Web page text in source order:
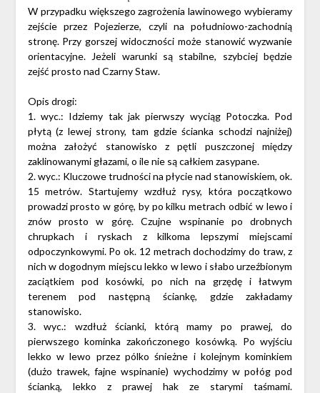
W przypadku większego zagrożenia lawinowego wybieramy
zejście przez Pojezierze, czyli na południowo-zachodnią
stronę. Przy gorszej widoczności może stanowić wyzwanie
orientacyjne. Jeżeli warunki są stabilne, szybciej będzie
zejść prosto nad Czarny Staw.
Opis drogi:
1. wyc.: Idziemy tak jak pierwszy wyciąg Potoczka. Pod
płytą (z lewej strony, tam gdzie ścianka schodzi najniżej)
można założyć stanowisko z pętli puszczonej między
zaklinowanymi głazami, o ile nie są całkiem zasypane.
2. wyc.: Kluczowe trudności na płycie nad stanowiskiem, ok.
15 metrów. Startujemy wzdłuż rysy, która początkowo
prowadzi prosto w górę, by po kilku metrach odbić w lewo i
znów prosto w górę. Czujne wspinanie po drobnych
chrupkach i ryskach z kilkoma lepszymi miejscami
odpoczynkowymi. Po ok. 12 metrach dochodzimy do traw, z
nich w dogodnym miejscu lekko w lewo i słabo urzeźbionym
zaciątkiem pod kosówki, po nich na grzędę i łatwym
terenem pod następną ściankę, gdzie zakładamy
stanowisko.
3. wyc.: wzdłuż ścianki, którą mamy po prawej, do
pierwszego kominka zakończonego kosówką. Po wyjściu
lekko w lewo przez pólko śnieżne i kolejnym kominkiem
(dużo trawek, fajne wspinanie) wychodzimy w połóg pod
ścianką, lekko z prawej hak ze starymi taśmami.